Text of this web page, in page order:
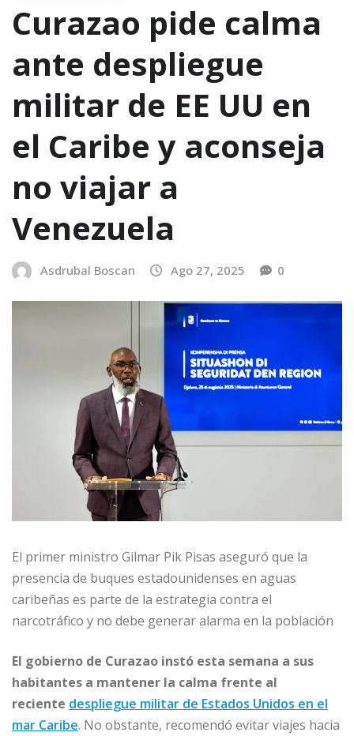
Curazao pide calma
ante despliegue
militar de EE UU en
el Caribe y aconseja
no viajar a
Venezuela
Asdrubal Boscan Ago 27, 2025 0
El primer ministro Gilmar Pik Pisas aseguró que la
presencia de buques estadounidenses en aguas
caribeñas es parte de la estrategia contra el
narcotráfico y no debe generar alarma en la población
El gobierno de Curazao instó esta semana a sus
habitantes a mantener la calma frente al
reciente despliegue militar de Estados Unidos en el
mar Caribe. No obstante, recomendó evitar viajes hacia